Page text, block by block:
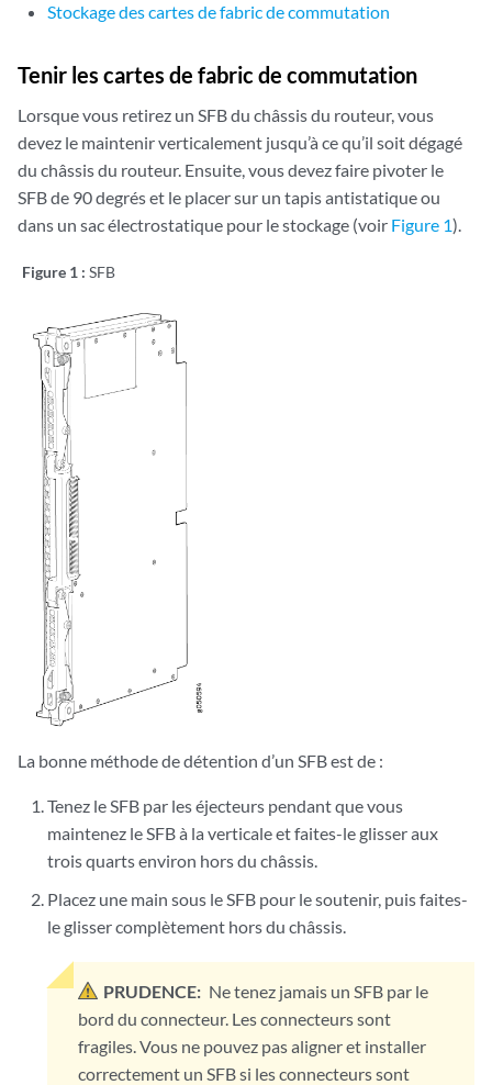
Stockage des cartes de fabric de commutation
Tenir les cartes de fabric de commutation
Lorsque vous retirez un SFB du châssis du routeur, vous
devez le maintenir verticalement jusqu’à ce qu’il soit dégagé
du châssis du routeur. Ensuite, vous devez faire pivoter le
SFB de 90 degrés et le placer sur un tapis antistatique ou
dans un sac électrostatique pour le stockage (voir Figure 1).
Figure 1 : SFB
La bonne méthode de détention d’un SFB est de :
Tenez le SFB par les éjecteurs pendant que vous
maintenez le SFB à la verticale et faites-le glisser aux
trois quarts environ hors du châssis.
Placez une main sous le SFB pour le soutenir, puis faites-
le glisser complètement hors du châssis.
PRUDENCE: Ne tenez jamais un SFB par le
bord du connecteur. Les connecteurs sont
fragiles. Vous ne pouvez pas aligner et installer
correctement un SFB si les connecteurs sont